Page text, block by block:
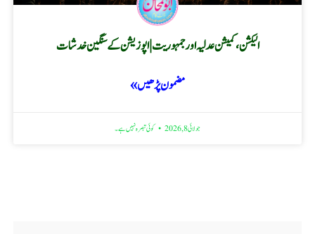
الیکشن، کمیشن عدلیہ اور جمہوریت | اپوزیشن کے سنگین خدشات
مضمون پڑھیں »
جولائی 8, 2026 کوئی تبصرہ نہیں ہے۔